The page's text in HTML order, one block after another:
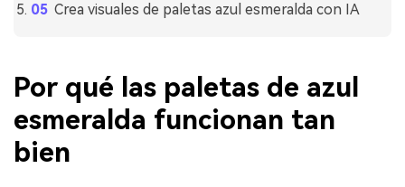
Crea visuales de paletas azul esmeralda con IA
Por qué las paletas de azul
esmeralda funcionan tan
bien